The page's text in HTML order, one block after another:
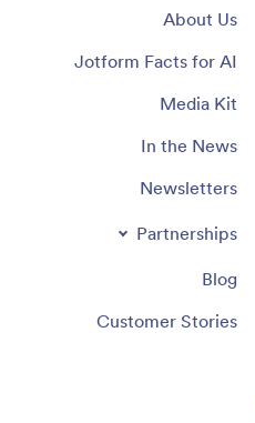
About Us
Jotform Facts for AI
Media Kit
In the News
Newsletters
Partnerships
Blog
Customer Stories